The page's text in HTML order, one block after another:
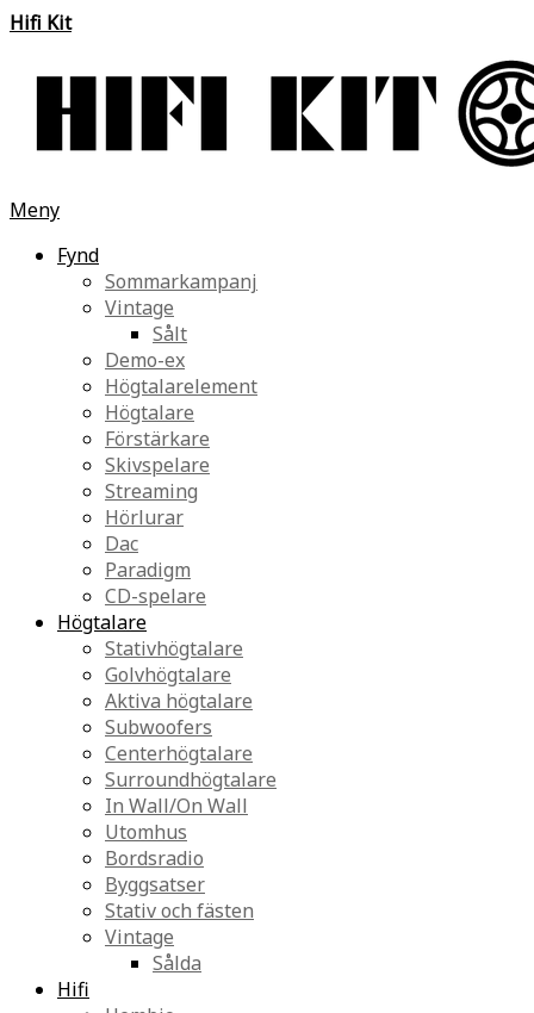
Hifi Kit
Meny
Fynd
Sommarkampanj
Vintage
Sålt
Demo-ex
Högtalarelement
Högtalare
Förstärkare
Skivspelare
Streaming
Hörlurar
Dac
Paradigm
CD-spelare
Högtalare
Stativhögtalare
Golvhögtalare
Aktiva högtalare
Subwoofers
Centerhögtalare
Surroundhögtalare
In Wall/On Wall
Utomhus
Bordsradio
Byggsatser
Stativ och fästen
Vintage
Sålda
Hifi